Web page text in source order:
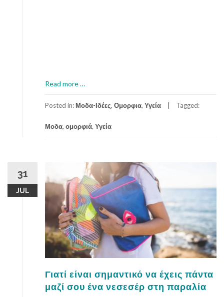
Read more
o
t
ά
φ
ε
ρ
ε
κ
α
ι
α
…
Posted in: Μοδα-Ιδέες, Ομορφια, Υγεία Tagged:
Μοδα, ομορφιά, Υγεία
31
JUL
Γιατί είναι σημαντικό να έχεις πάντα
μαζί σου ένα νεσεσέρ στη παραλία